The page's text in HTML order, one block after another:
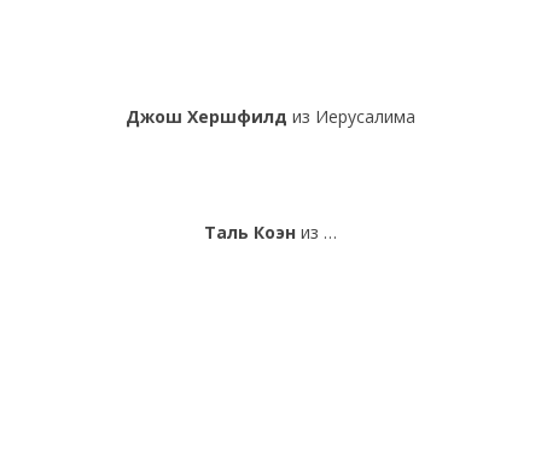
Джош Хершфилд из Иерусалима
Таль Коэн из …